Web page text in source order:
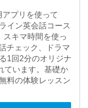
プリを使って
イン英会話コース
スキマ時間を使っ
チェック、ドラマ
1回2分のオリジナ
ています。基礎か
料の体験レッスン